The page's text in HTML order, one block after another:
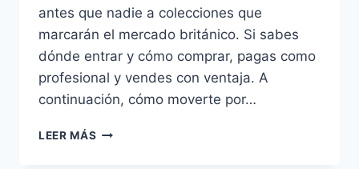
antes que nadie a colecciones que
marcarán el mercado británico. Si sabes
dónde entrar y cómo comprar, pagas como
profesional y vendes con ventaja. A
continuación, cómo moverte por…
LEER MÁS MAYORISTAS